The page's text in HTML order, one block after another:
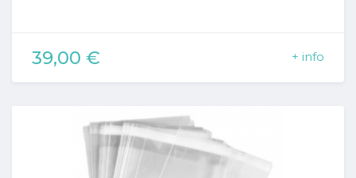
39,00 € + info